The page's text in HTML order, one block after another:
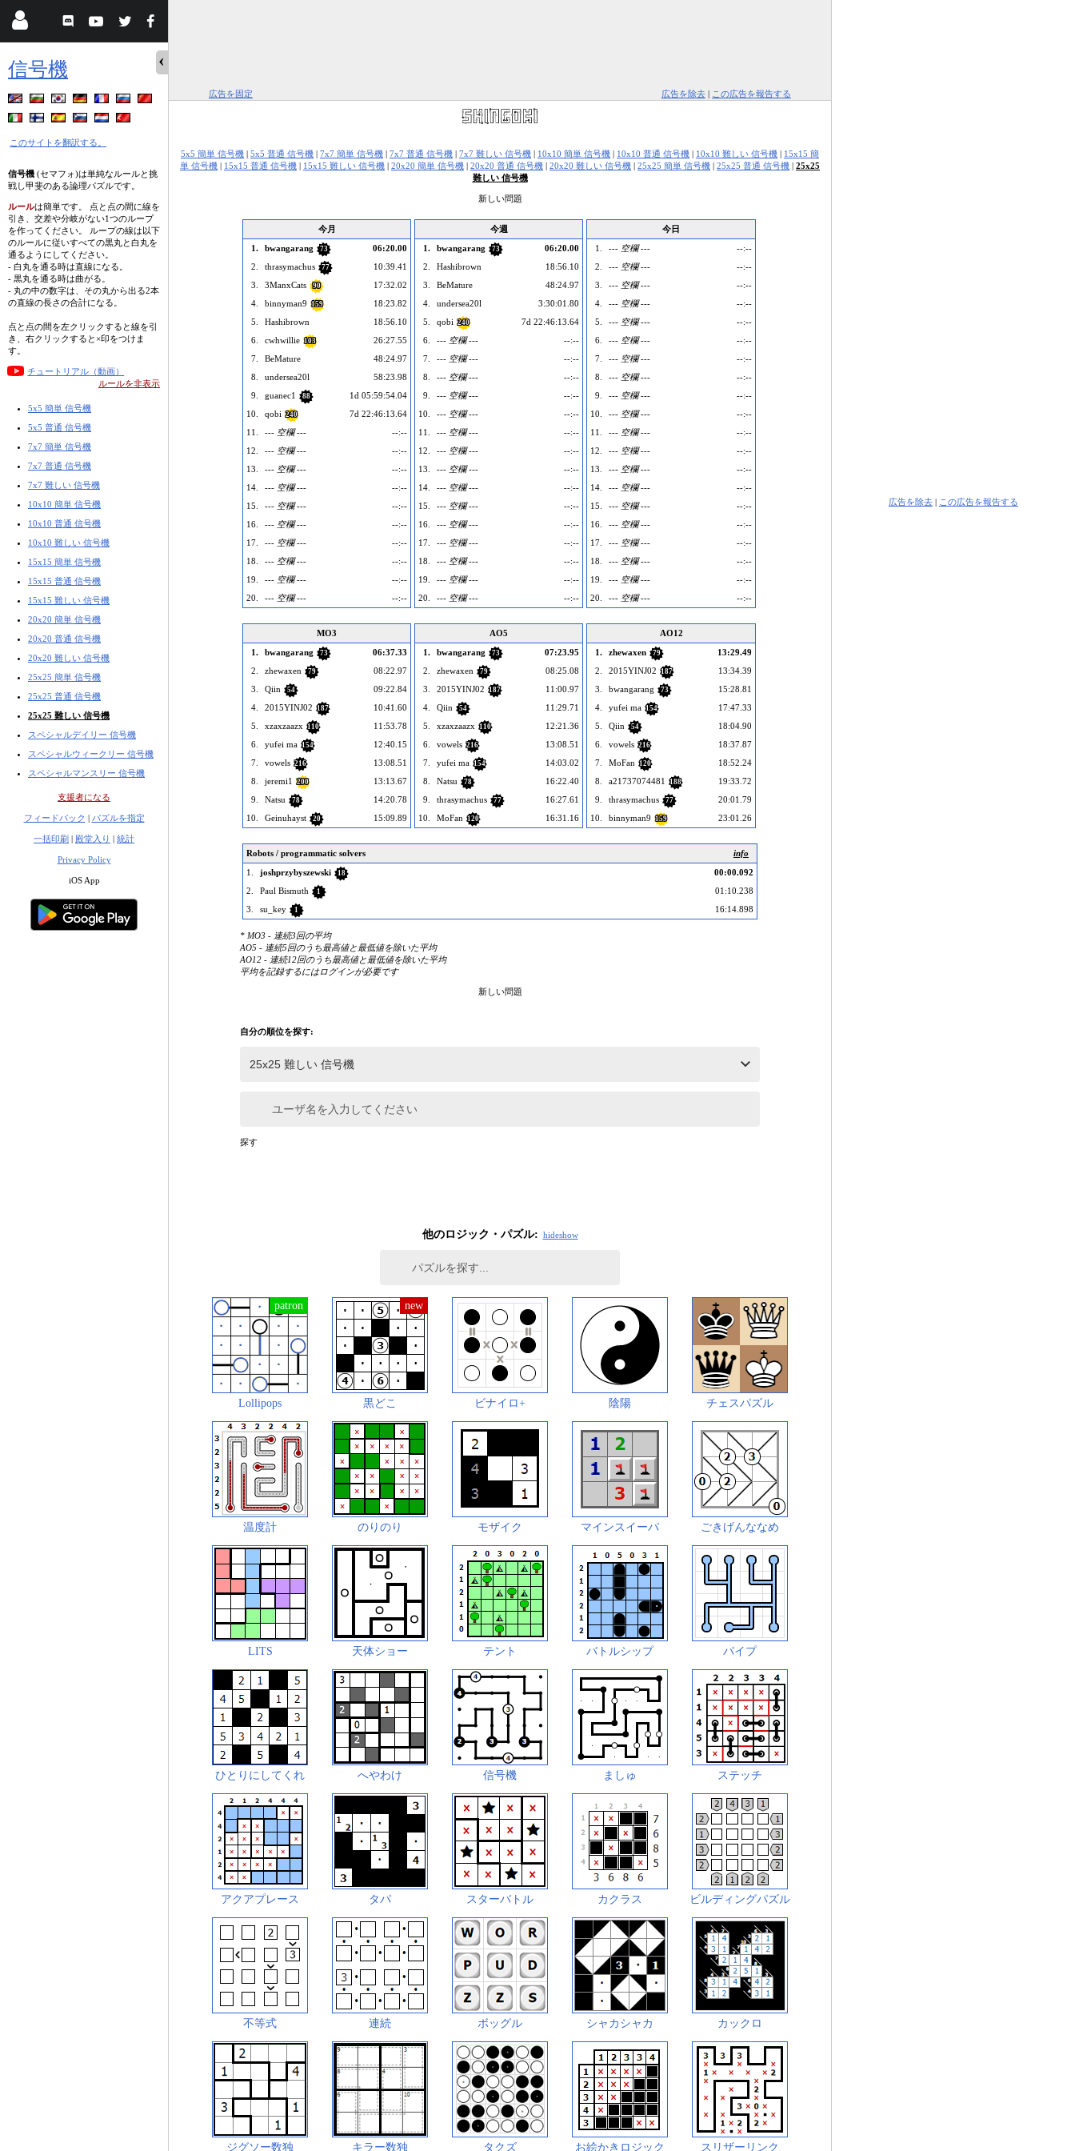
信号機
このサイトを翻訳する。
信号機 (セマフォ)は単純なルールと挑
戦し甲斐のある論理パズルです。
ルールは簡単です。 点と点の間に線を
引き、交差や分岐がない1つのループ
を作ってください。 ループの線は以下
のルールに従いすべての黒丸と白丸を
通るようにしてください。
- 白丸を通る時は直線になる。
- 黒丸を通る時は曲がる。
- 丸の中の数字は、その丸から出る2本
の直線の長さの合計になる。
点と点の間を左クリックすると線を引
き、右クリックすると×印をつけま
す。
チュートリアル（動画）
ルールを非表示
5x5 簡単 信号機
5x5 普通 信号機
7x7 簡単 信号機
7x7 普通 信号機
7x7 難しい 信号機
10x10 簡単 信号機
10x10 普通 信号機
10x10 難しい 信号機
15x15 簡単 信号機
15x15 普通 信号機
15x15 難しい 信号機
20x20 簡単 信号機
20x20 普通 信号機
20x20 難しい 信号機
25x25 簡単 信号機
25x25 普通 信号機
25x25 難しい 信号機
スペシャルデイリー 信号機
スペシャルウィークリー 信号機
スペシャルマンスリー 信号機
支援者になる
フィードバック | パズルを指定
一括印刷 | 殿堂入り | 統計
Privacy Policy
iOS App
広告を固定 広告を除去 | この広告を報告する
5x5 簡単 信号機 | 5x5 普通 信号機 | 7x7 簡単 信号機 | 7x7 普通 信号機 | 7x7 難しい 信号機 | 10x10 簡単 信号機 | 10x10 普通 信号機 | 10x10 難しい 信号機 | 15x15 簡
単 信号機 | 15x15 普通 信号機 | 15x15 難しい 信号機 | 20x20 簡単 信号機 | 20x20 普通 信号機 | 20x20 難しい 信号機 | 25x25 簡単 信号機 | 25x25 普通 信号機 | 25x25
難しい 信号機
新しい問題
今月
1.
bwangarang 73
06:20.00
2.
thrasymachus 77
10:39.41
3.
3ManxCats 90
17:32.02
4.
binnyman9 159
18:23.82
5.
Hashibrown
18:56.10
6.
cwhwillie 103
26:27.55
7.
BeMature
48:24.97
8.
undersea20l
58:23.98
9.
guanec1 88
1d 05:59:54.04
10.
qobi 240
7d 22:46:13.64
11.
--- 空欄 ---
--:--
12.
--- 空欄 ---
--:--
13.
--- 空欄 ---
--:--
14.
--- 空欄 ---
--:--
15.
--- 空欄 ---
--:--
16.
--- 空欄 ---
--:--
17.
--- 空欄 ---
--:--
18.
--- 空欄 ---
--:--
19.
--- 空欄 ---
--:--
20.
--- 空欄 --- --:--
今週
1.
bwangarang 73
06:20.00
2.
Hashibrown
18:56.10
3.
BeMature
48:24.97
4.
undersea20l
3:30:01.80
5.
qobi 240
7d 22:46:13.64
6.
--- 空欄 ---
--:--
7.
--- 空欄 ---
--:--
8.
--- 空欄 ---
--:--
9.
--- 空欄 ---
--:--
10.
--- 空欄 ---
--:--
11.
--- 空欄 ---
--:--
12.
--- 空欄 ---
--:--
13.
--- 空欄 ---
--:--
14.
--- 空欄 ---
--:--
15.
--- 空欄 ---
--:--
16.
--- 空欄 ---
--:--
17.
--- 空欄 ---
--:--
18.
--- 空欄 ---
--:--
19.
--- 空欄 ---
--:--
20.
--- 空欄 --- --:--
今日
1.
--- 空欄 ---
--:--
2.
--- 空欄 ---
--:--
3.
--- 空欄 ---
--:--
4.
--- 空欄 ---
--:--
5.
--- 空欄 ---
--:--
6.
--- 空欄 ---
--:--
7.
--- 空欄 ---
--:--
8.
--- 空欄 ---
--:--
9.
--- 空欄 ---
--:--
10.
--- 空欄 ---
--:--
11.
--- 空欄 ---
--:--
12.
--- 空欄 ---
--:--
13.
--- 空欄 ---
--:--
14.
--- 空欄 ---
--:--
15.
--- 空欄 ---
--:--
16.
--- 空欄 ---
--:--
17.
--- 空欄 ---
--:--
18.
--- 空欄 ---
--:--
19.
--- 空欄 ---
--:--
20.
--- 空欄 --- --:--
MO3
1.
bwangarang 73
06:37.33
2.
zhewaxen 79
08:22.97
3.
Qiin 54
09:22.84
4.
2015YINJ02 187
10:41.60
5.
xzaxzaazx 110
11:53.78
6.
yufei ma 154
12:40.15
7.
vowels 216
13:08.51
8.
jeremi1 200
13:13.67
9.
Natsu 78
14:20.78
10.
Geinuhayst 20 15:09.89
AO5
1.
bwangarang 73
07:23.95
2.
zhewaxen 79
08:25.08
3.
2015YINJ02 187
11:00.97
4.
Qiin 54
11:29.71
5.
xzaxzaazx 110
12:21.36
6.
vowels 216
13:08.51
7.
yufei ma 154
14:03.02
8.
Natsu 78
16:22.40
9.
thrasymachus 77
16:27.61
10.
MoFan 120 16:31.16
AO12
1.
zhewaxen 79
13:29.49
2.
2015YINJ02 187
13:34.39
3.
bwangarang 73
15:28.81
4.
yufei ma 154
17:47.33
5.
Qiin 54
18:04.90
6.
vowels 216
18:37.87
7.
MoFan 120
18:52.24
8.
a21737074481 188
19:33.72
9.
thrasymachus 77
20:01.79
10.
binnyman9 159 23:01.26
Robots / programmatic solvers
info
1.
joshprzybyszewski 18
00:00.092
2.
Paul Bismuth 1
01:10.238
3.
su_key 1 16:14.898
* MO3 - 連続3回の平均
AO5 - 連続5回のうち最高値と最低値を除いた平均
AO12 - 連続12回のうち最高値と最低値を除いた平均
平均を記録するにはログインが必要です
新しい問題
自分の順位を探す:
ユーザ名を入力してください
探す
他のロジック・パズル: hideshow
Lollipops 黒どこ ビナイロ+ 陰陽 チェスパズル
温度計 のりのり モザイク マインスイーパ ごきげんななめ
LITS 天体ショー テント バトルシップ パイプ
ひとりにしてくれ へやわけ 信号機 ましゅ ステッチ
アクアプレース タパ スターバトル カクラス ビルディングパズル
不等式 連続 ボッグル シャカシャカ カックロ
ジグソー数独 キラー数独 タクズ お絵かきロジック スリザーリンク
広告を除去 | この広告を報告する